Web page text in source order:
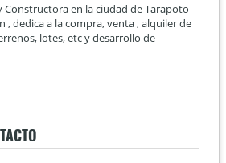
Constructora en la ciudad de Tarapoto
, dedica a la compra, venta , alquiler de
lotes, etc y desarrollo de